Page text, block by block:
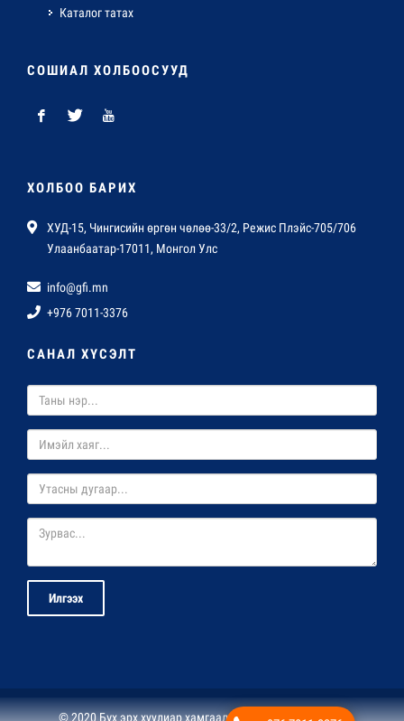
Каталог татах
СОШИАЛ ХОЛБООСУУД
ХОЛБОО БАРИХ
ХУД-15, Чингисийн өргөн чөлөө-33/2, Режис Плэйс-705/706
Улаанбаатар-17011, Монгол Улс
info@gfi.mn
+976 7011-3376
САНАЛ ХҮСЭЛТ
Илгээх
© 2020 Бүх эрх хуулиар хамгаалагдсан. Жи Эф Ай ХХК